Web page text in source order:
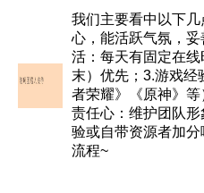
我们主要看中以下
心，能活跃气氛，
活：每天有固定在
末）优先；3.游戏经
者荣耀》《原神》
责任心：维护团队
验或自带资源者加
流程~